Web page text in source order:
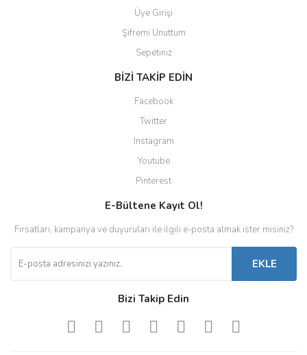
Üye Girişi
Şifremi Unuttum
Sepetiniz
BİZİ TAKİP EDİN
Facebook
Twitter
Instagram
Youtube
Pinterest
E-Bültene Kayıt Ol!
Fırsatları, kampanya ve duyuruları ile ilgili e-posta almak ister misiniz?
EKLE
Bizi Takip Edin